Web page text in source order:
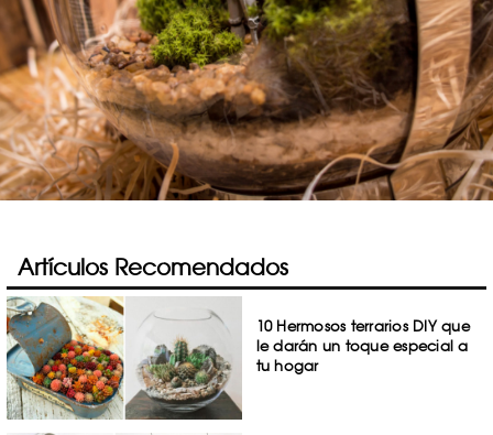
Artículos Recomendados
10 Hermosos terrarios DIY que
le darán un toque especial a
tu hogar